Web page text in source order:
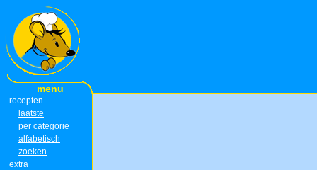
menu
recepten
laatste
per categorie
alfabetisch
zoeken
extra